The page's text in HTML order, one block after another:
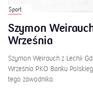
Sport
Szymon
Września
Szymon Weirauch z Lechii
Września PKO Banku
tego zawodnika.